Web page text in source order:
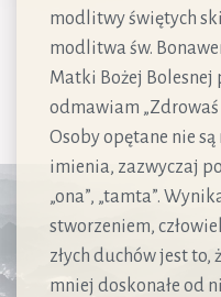
modlitwy świętych
modlitwa św.
Matki Bożej Bolesnej
odmawiam „Zdrowaś
Osoby opętane nie
imienia, zazwyczaj
„ona”, „tamta”.
stworzeniem,
złych duchów jest
mniej doskonałe od